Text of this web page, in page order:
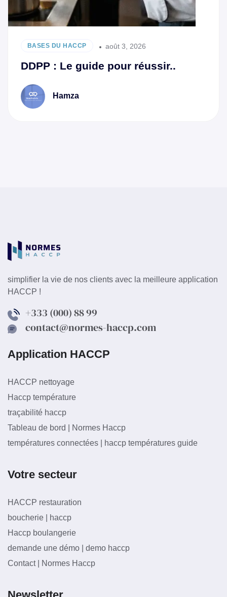
BASES DU HACCP août 3, 2026
DDPP : Le guide pour réussir..
Hamza
simplifier la vie de nos clients avec la meilleure application
HACCP !
+333 (000) 88 99
contact@normes-haccp.com
Application HACCP
HACCP nettoyage
Haccp température
traçabilité haccp
Tableau de bord | Normes Haccp
températures connectées | haccp températures guide
Votre secteur
HACCP restauration
boucherie | haccp
Haccp boulangerie
demande une démo | demo haccp
Contact | Normes Haccp